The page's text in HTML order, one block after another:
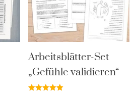
Arbeitsblätter-Set
„Gefühle validieren“